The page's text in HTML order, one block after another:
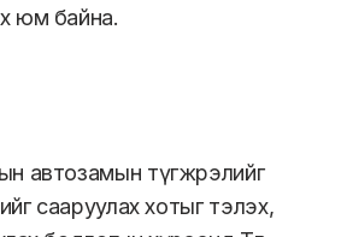
юм байна.
автозамын түгжрэлийг
сааруулах хотыг тэлэх,